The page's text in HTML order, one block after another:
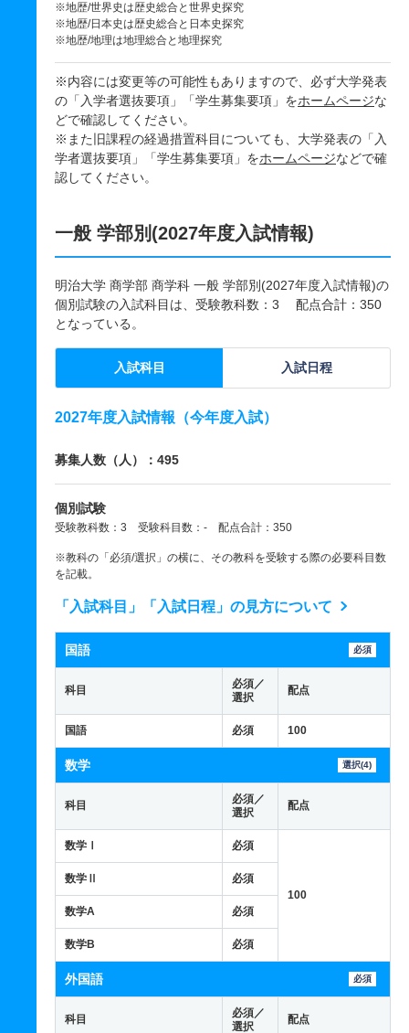
※地歴/世界史は歴史総合と世界史探究
※地歴/日本史は歴史総合と日本史探究
※地歴/地理は地理総合と地理探究
※内容には変更等の可能性もありますので、必ず大学発表
の「入学者選抜要項」「学生募集要項」をホームページな
どで確認してください。
※また旧課程の経過措置科目についても、大学発表の「入
学者選抜要項」「学生募集要項」をホームページなどで確
認してください。
一般 学部別(2027年度入試情報)
明治大学 商学部 商学科 一般 学部別(2027年度入試情報)の
個別試験の入試科目は、受験教科数：3 配点合計：350
となっている。
入試科目 入試日程
2027年度入試情報（今年度入試）
募集人数（人）：495
個別試験
受験教科数：3 受験科目数：- 配点合計：350
※教科の「必須/選択」の横に、その教科を受験する際の必要科目数
を記載。
「入試科目」「入試日程」の見方について
国語 必須
科目
必須／
選択
配点
国語 必須 100
数学 選択(4)
科目
必須／
選択
配点
数学Ⅰ 必須
100
数学Ⅱ 必須
数学A 必須
数学B 必須
外国語 必須
科目
必須／
選択
配点